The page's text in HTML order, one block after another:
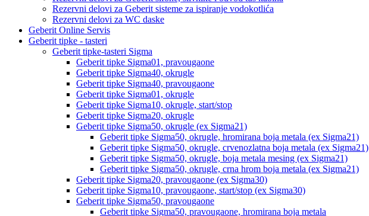
Rezervni delovi za Geberit sisteme za ispiranje vodokotlića
Rezervni delovi za WC daske
Geberit Online Servis
Geberit tipke - tasteri
Geberit tipke-tasteri Sigma
Geberit tipke Sigma01, pravougaone
Geberit tipke Sigma40, okrugle
Geberit tipke Sigma40, pravougaone
Geberit tipke Sigma01, okrugle
Geberit tipke Sigma10, okrugle, start/stop
Geberit tipke Sigma20, okrugle
Geberit tipke Sigma50, okrugle (ex Sigma21)
Geberit tipke Sigma50, okrugle, hromirana boja metala (ex Sigma21)
Geberit tipke Sigma50, okrugle, crvenozlatna boja metala (ex Sigma21)
Geberit tipke Sigma50, okrugle, boja metala mesing (ex Sigma21)
Geberit tipke Sigma50, okrugle, crna hrom boja metala (ex Sigma21)
Geberit tipke Sigma20, pravougaone (ex Sigma30)
Geberit tipke Sigma10, pravougaone, start/stop (ex Sigma30)
Geberit tipke Sigma50, pravougaone
Geberit tipke Sigma50, pravougaone, hromirana boja metala